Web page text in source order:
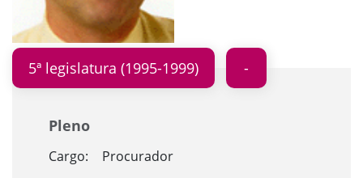
5ª legislatura (1995-1999)
Pleno
Cargo:
Procurador